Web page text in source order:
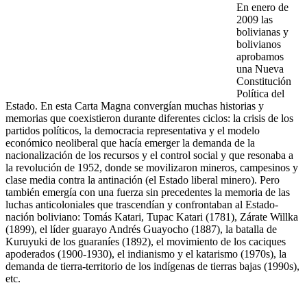
En enero de
2009 las
bolivianas y
bolivianos
aprobamos
una Nueva
Constitución
Política del
Estado. En esta Carta Magna convergían muchas historias y
memorias que coexistieron durante diferentes ciclos: la crisis de los
partidos políticos, la democracia representativa y el modelo
económico neoliberal que hacía emerger la demanda de la
nacionalización de los recursos y el control social y que resonaba a
la revolución de 1952, donde se movilizaron mineros, campesinos y
clase media contra la antinación (el Estado liberal minero). Pero
también emergía con una fuerza sin precedentes la memoria de las
luchas anticoloniales que trascendían y confrontaban al Estado-
nación boliviano: Tomás Katari, Tupac Katari (1781), Zárate Willka
(1899), el líder guarayo Andrés Guayocho (1887), la batalla de
Kuruyuki de los guaraníes (1892), el movimiento de los caciques
apoderados (1900-1930), el indianismo y el katarismo (1970s), la
demanda de tierra-territorio de los indígenas de tierras bajas (1990s),
etc.